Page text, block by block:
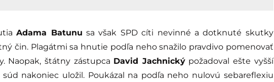
Adama Batunu sa však SPD cíti nevinné a dotknuté skutky
čin. Plagátmi sa hnutie podľa neho snažilo pravdivo pomenovať
Naopak, štátny zástupca David Jachnickýpožadoval ešte vyšší
nakoniec uložil. Poukázal na podľa neho nulovú sebareflexiu